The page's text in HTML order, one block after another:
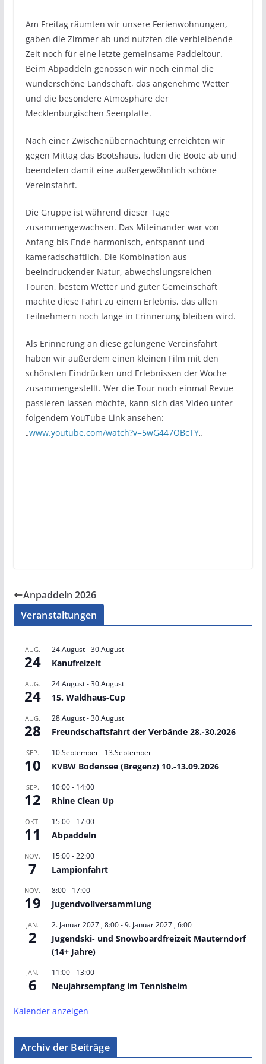
Am Freitag räumten wir unsere Ferienwohnungen,
gaben die Zimmer ab und nutzten die verbleibende
Zeit noch für eine letzte gemeinsame Paddeltour.
Beim Abpaddeln genossen wir noch einmal die
wunderschöne Landschaft, das angenehme Wetter
und die besondere Atmosphäre der
Mecklenburgischen Seenplatte.
Nach einer Zwischenübernachtung erreichten wir
gegen Mittag das Bootshaus, luden die Boote ab und
beendeten damit eine außergewöhnlich schöne
Vereinsfahrt.
Die Gruppe ist während dieser Tage
zusammengewachsen. Das Miteinander war von
Anfang bis Ende harmonisch, entspannt und
kameradschaftlich. Die Kombination aus
beeindruckender Natur, abwechslungsreichen
Touren, bestem Wetter und guter Gemeinschaft
machte diese Fahrt zu einem Erlebnis, das allen
Teilnehmern noch lange in Erinnerung bleiben wird.
Als Erinnerung an diese gelungene Vereinsfahrt
haben wir außerdem einen kleinen Film mit den
schönsten Eindrücken und Erlebnissen der Woche
zusammengestellt. Wer die Tour noch einmal Revue
passieren lassen möchte, kann sich das Video unter
folgendem YouTube-Link ansehen:
„www.youtube.com/watch?v=5wG447OBcTY„
Anpaddeln 2026
Veranstaltungen
AUG.
24
24.August-30.August
Kanufreizeit
AUG.
24
24.August-30.August
15. Waldhaus-Cup
AUG.
28
28.August-30.August
Freundschaftsfahrt der Verbände 28.-30.2026
SEP.
10
10.September- 13.September
KVBW Bodensee (Bregenz) 10.-13.09.2026
SEP.
12
10:00- 14:00
Rhine Clean Up
OKT.
11
15:00- 17:00
Abpaddeln
NOV.
7
15:00-22:00
Lampionfahrt
NOV.
19
8:00- 17:00
Jugendvollversammlung
JAN.
2
2. Januar 2027 , 8:00-9. Januar 2027 , 6:00
Jugendski- und Snowboardfreizeit Mauterndorf
(14+ Jahre)
JAN.
6
11:00- 13:00
Neujahrsempfang im Tennisheim
Kalender anzeigen
Archiv der Beiträge